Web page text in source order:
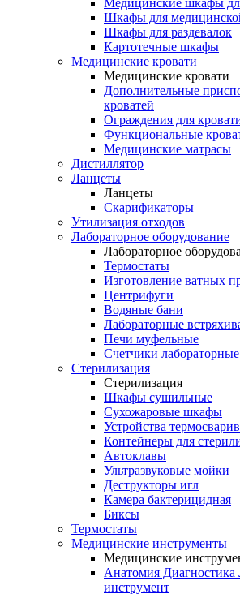
Медицинские шкафы
Шкафы для
Шкафы для раздевалок
Картотечные шкафы
Медицинские кровати
Медицинские кровати
Дополнительные
кроватей
Ограждения для
Функциональные
Медицинские матрасы
Дистиллятор
Ланцеты
Ланцеты
Скарификаторы
Утилизация отходов
Лабораторное оборудование
Лабораторное
Термостаты
Изготовление ватных
Центрифуги
Водяные бани
Лабораторные
Печи муфельные
Счетчики лабораторные
Стерилизация
Стерилизация
Шкафы сушильные
Сухожаровые шкафы
Устройства
Контейнеры для
Автоклавы
Ультразвуковые мойки
Деструкторы игл
Камера бактерицидная
Биксы
Термостаты
Медицинские инструменты
Медицинские
Анатомия Диагностика
инструмент